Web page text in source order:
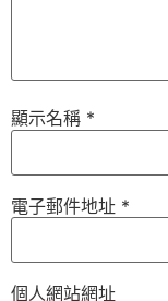
顯示名稱 *
電子郵件地址 *
個人網站網址